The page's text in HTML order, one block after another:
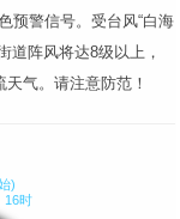
预警信号。受台风“白海
道阵风将达8级以上，
气。请注意防范！